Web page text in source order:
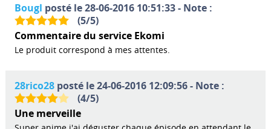
Bougl posté le 28-06-2016 10:51:33 - Note :
(5/5)
Commentaire du service Ekomi
Le produit correspond à mes attentes.
28rico28posté le 24-06-2016 12:09:56 - Note :
(4/5)
Une merveille